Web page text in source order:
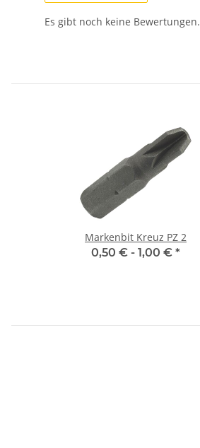
Es gibt noch keine Bewertungen.
Markenbit Kreuz PZ 2
0,50 € - 1,00 € *